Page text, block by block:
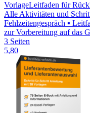
VorlageLeitfaden für
Alle Aktivitäten und
Fehlzeitengespräch ▪
zur Vorbereitung auf das
3 Seiten
5,80